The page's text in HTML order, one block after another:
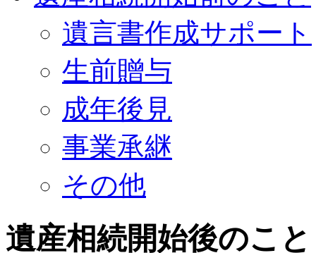
遺言書作成サポート
生前贈与
成年後見
事業承継
その他
遺産相続開始後のこと